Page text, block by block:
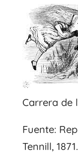
Carrera de
Fuente:
Tennill,